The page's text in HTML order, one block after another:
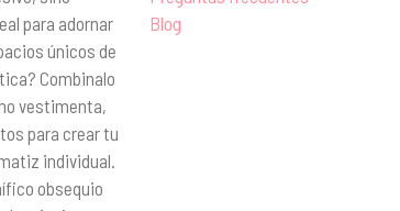
para adornar
únicos de
Combinalo
vestimenta,
para crear tu
individual.
obsequio
Blog